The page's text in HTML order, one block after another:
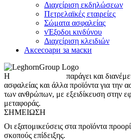
Διαχείριση εκδηλώσεων
Πετρελαϊκές εταιρείες
Σώματα ασφαλείας
vΈξοδοι κινδύνου
Διαχείριση κλειδιών
Аксесоари за маски
Η
παράγει και
ασφαλείας και άλλα προϊόντα για την
των ανθρώπων, με εξειδίκευση στην
μεταφοράς.
ΣΗΜΕΊΩΣΗ
Οι εξατομικεύσεις στα προϊόντα
σκοπούς επίδειξης.